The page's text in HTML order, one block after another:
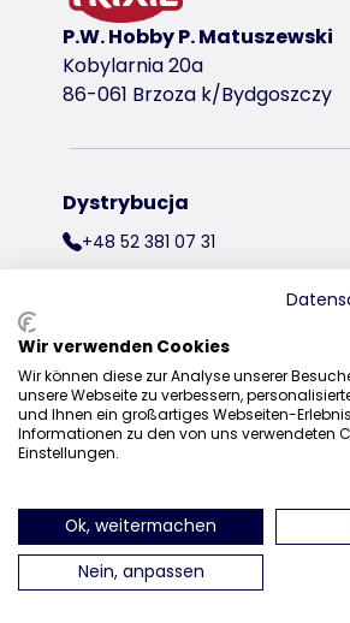
P.W. Hobby P. Matuszewski
Kobylarnia 20a
86-061 Brzoza k/Bydgoszczy
Dystrybucja
+48 52 381 07 31
znajdź nas na
Wir verwenden Cookies
Wir können diese zur Analyse unserer
unsere Webseite zu verbessern,
und Ihnen ein großartiges Webseiten-
Informationen zu den von uns verwendeten
Einstellungen.
Ok, weitermachen
Nein, anpassen